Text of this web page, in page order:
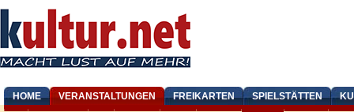
HOME VERANSTALTUNGEN FREIKARTEN SPIELSTÄTTEN